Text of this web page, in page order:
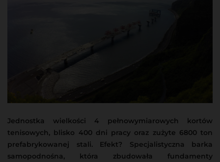
Jednostka wielkości 4 pełnowymiarowych kortów
tenisowych, blisko 400 dni pracy oraz zużyte 6800 ton
prefabrykowanej stali. Efekt? Specjalistyczna barka
samopodnośna, która zbudowała fundamenty